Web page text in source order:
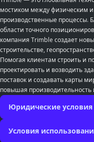
мостиком между физическим
производственные процессы.
области точного
компания Trimble создает
строительстве,
Помогая клиентам строить и
проектировать и возводить
поставок и создавать карты
повышая производительность
Юридические
Условия